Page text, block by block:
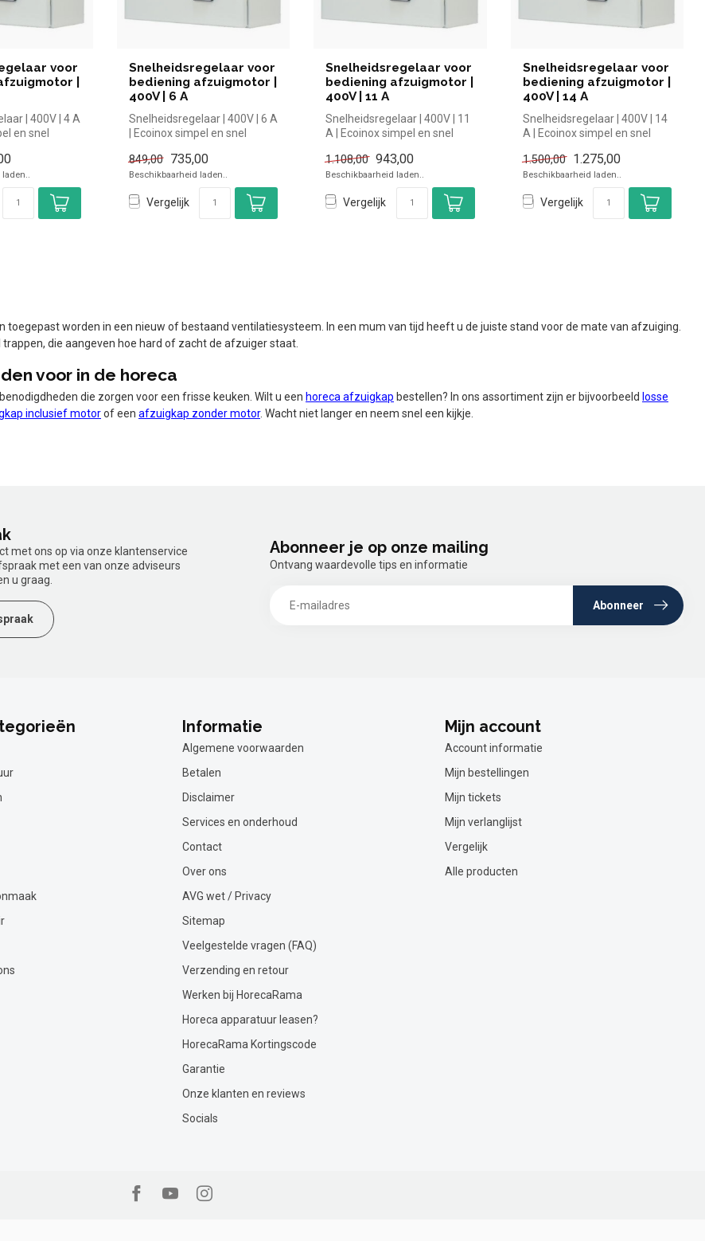
voor
|
| 400V | 4 A
en snel
Snelheidsregelaar voor
bediening afzuigmotor |
400V | 6 A
Snelheidsregelaar | 400V | 6 A
| Ecoinox simpel en snel
849,00 735,00
Beschikbaarheid laden..
Vergelijk
Snelheidsregelaar voor
bediening afzuigmotor |
400V | 11 A
Snelheidsregelaar | 400V | 11
A | Ecoinox simpel en snel
1.108,00 943,00
Beschikbaarheid laden..
Vergelijk
Snelheidsregelaar voor
bediening afzuigmotor |
400V | 14 A
Snelheidsregelaar | 400V | 14
A | Ecoinox simpel en snel
1.500,00 1.275,00
Beschikbaarheid laden..
Vergelijk
toegepast worden in een nieuw of bestaand ventilatiesysteem. In een mum van tijd heeft u de juiste stand voor de mate van afzuiging.
die aangeven hoe hard of zacht de afzuiger staat.
voor in de horeca
die zorgen voor een frisse keuken. Wilt u een horeca afzuigkap bestellen? In ons assortiment zijn er bijvoorbeeld losse
inclusief motorof een afzuigkap zonder motor. Wacht niet langer en neem snel een kijkje.
met ons op via onze klantenservice
met een van onze adviseurs
u graag.
Abonneer je op onze mailing
Ontvang waardevolle tips en informatie
Abonneer
Informatie
Algemene voorwaarden
Betalen
Disclaimer
Services en onderhoud
Contact
Over ons
AVG wet / Privacy
Sitemap
Veelgestelde vragen (FAQ)
Verzending en retour
Werken bij HorecaRama
Horeca apparatuur leasen?
HorecaRama Kortingscode
Garantie
Onze klanten en reviews
Socials
Mijn account
Account informatie
Mijn bestellingen
Mijn tickets
Mijn verlanglijst
Vergelijk
Alle producten